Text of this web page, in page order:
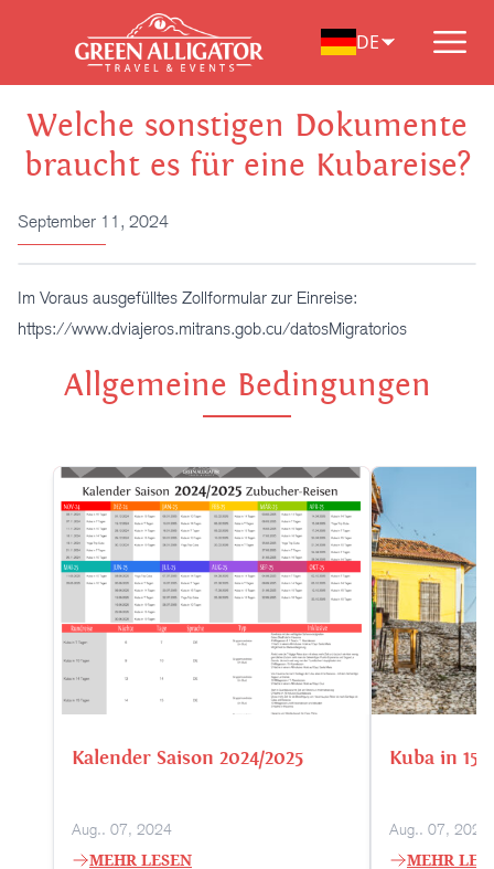
DE
Welche sonstigen Dokumente
braucht es für eine Kubareise?
September 11, 2024
Im Voraus ausgefülltes Zollformular zur Einreise:
https://www.dviajeros.mitrans.gob.cu/datosMigratorios
Allgemeine Bedingungen
Kalender Saison 2024/2025
Aug.. 07, 2024
MEHR LESEN
Kuba in 15
Aug.. 07, 2024
MEHR